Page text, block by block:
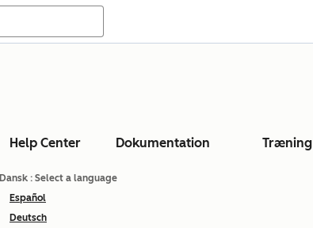
Help Center Dokumentation Træning
Dansk : Select a language
Español
Deutsch